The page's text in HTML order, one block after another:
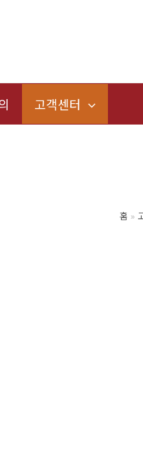
고객센터
홈